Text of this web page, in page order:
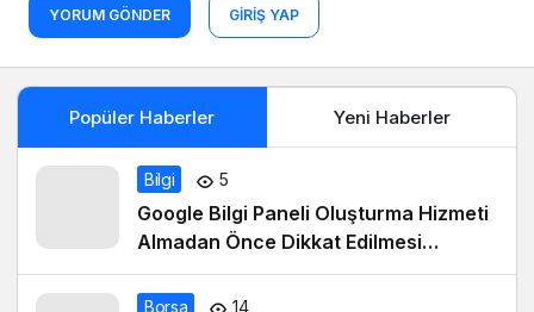
YORUM GÖNDER GIRIŞ YAP
Popüler Haberler Yeni Haberler
Bilgi 5
Google Bilgi Paneli Oluşturma Hizmeti
Almadan Önce Dikkat Edilmesi
Gerekenler
Borsa 14